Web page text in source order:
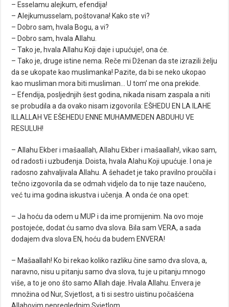
– Esselamu alejkum, efendija!
– Alejkumusselam, poštovana! Kako ste vi?
– Dobro sam, hvala Bogu, a vi?
– Dobro sam, hvala Allahu.
– Tako je, hvala Allahu Koji daje i upućuje!, ona će.
– Tako je, druge istine nema. Reče mi Dženan da ste izrazili želju
da se ukopate kao muslimanka! Pazite, da bi se neko ukopao
kao musliman mora biti musliman… U tom’ me ona prekide.
– Efendija, posljednjih šest godina, nikada nisam zaspala a niti
se probudila a da ovako nisam izgovorila: EŠHEDU EN LA ILAHE
ILLALLAH VE EŠEHEDU ENNE MUHAMMEDEN ABDUHU VE
RESULUH!
– Allahu Ekber i mašaallah, Allahu Ekber i mašaallah!, vikao sam,
od radosti i uzbuđenja. Doista, hvala Alahu Koji upućuje. I ona je
radosno zahvaljivala Allahu. A šehadet je tako pravilno proučila i
tečno izgovorila da se odmah vidjelo da to nije taze naučeno,
već tu ima godina iskustva i učenja. A onda će ona opet:
– Ja hoću da odem u MUP i da ime promijenim. Na ovo moje
postojeće, dodat ću samo dva slova. Bila sam VERA, a sada
dodajem dva slova EN, hoću da budem ENVERA!
– Mašaallah! Ko bi rekao koliko razliku čine samo dva slova, a,
naravno, nisu u pitanju samo dva slova, tu je u pitanju mnogo
više, a to je ono što samo Allah daje. Hvala Allahu. Envera je
množina od Nur, Svjetlost, a ti si sestro uistinu počašćena